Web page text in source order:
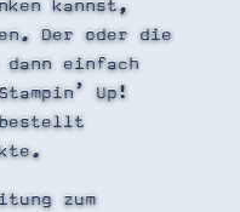
kannst,
Der oder die
dann einfach
Up!
bestellt
zum